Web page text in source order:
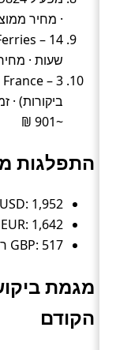
· מחיר ממוצע
שעות · מחיר
~901 ₪
התפלגות
USD: 1,952 רשומות (כ־47%).
EUR: 1,642 רשומות (כ־40%).
GBP: 517 רשומות (כ־13%).
מגמת
הקודם